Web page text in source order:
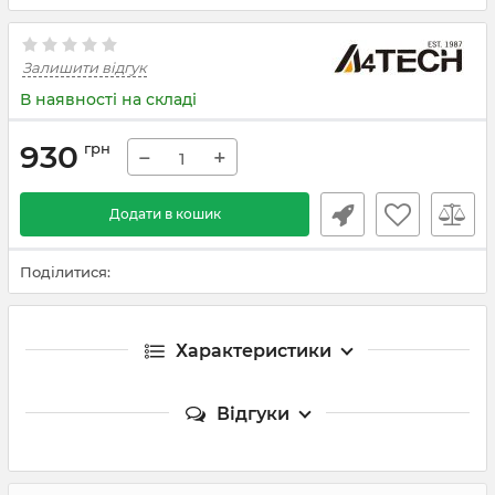
Залишити відгук
В наявності на складі
930 грн − +
Додати в кошик
Поділитися:
Характеристики
Відгуки